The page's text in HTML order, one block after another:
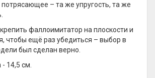
– та же упругость, та же
фаллоимитатор на плоскости и
чтобы ещё раз убедиться – выбор в
был сделан верно.
14,5 см.